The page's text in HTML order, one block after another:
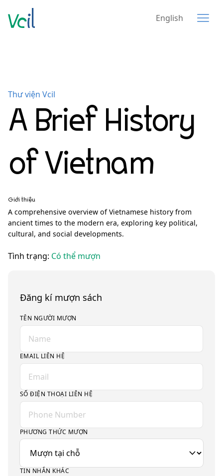
English
Thư viện Vcil
A Brief History
of Vietnam
Giới thiệu
A comprehensive overview of Vietnamese history from
ancient times to the modern era, exploring key political,
cultural, and social developments.
Tình trạng: Có thể mượn
Đăng kí mượn sách
TÊN NGƯỜI MƯỢN
EMAIL LIÊN HỆ
SỐ ĐIỆN THOẠI LIÊN HỆ
PHƯƠNG THỨC MƯỢN
TIN NHẮN KHÁC